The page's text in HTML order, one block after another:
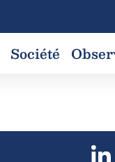
Société